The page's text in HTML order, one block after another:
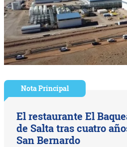
Nota Principal
El restaurante El
de Salta tras cuatro
San Bernardo